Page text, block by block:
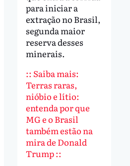
para iniciar a
extração no Brasil,
segunda maior
reserva desses
minerais.
:: Saiba mais:
Terras raras,
nióbio e lítio:
entenda por que
MG e o Brasil
também estão na
mira de Donald
Trump ::